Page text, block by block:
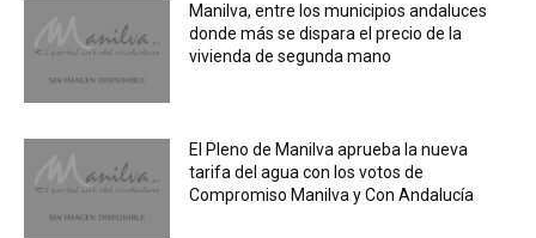
Manilva, entre los municipios andaluces
donde más se dispara el precio de la
vivienda de segunda mano
El Pleno de Manilva aprueba la nueva
tarifa del agua con los votos de
Compromiso Manilva y Con Andalucía